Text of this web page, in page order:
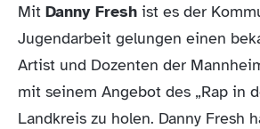
Mit Danny Fresh ist es der
Jugendarbeit gelungen einen
Artist und Dozenten der
mit seinem Angebot des „Rap in
Landkreis zu holen. Danny Fresh